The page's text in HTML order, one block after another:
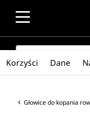
SEARCH
Głowice do kopania
Korzyści Dane